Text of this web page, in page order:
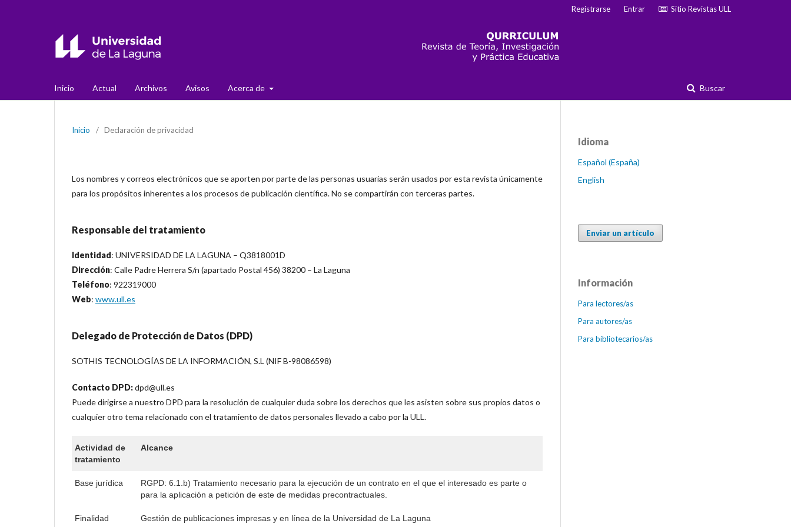
Inicio Actual Archivos Avisos Acerca de Buscar
Registrarse Entrar Sitio Revistas ULL
Inicio / Declaración de privacidad
Los nombres y correos electrónicos que se aporten por parte de las personas usuarias serán usados por esta revista únicamente
para los propósitos inherentes a los procesos de publicación científica. No se compartirán con terceras partes.
Responsable del tratamiento
Identidad: UNIVERSIDAD DE LA LAGUNA – Q3818001D
Dirección: Calle Padre Herrera S/n (apartado Postal 456) 38200 – La Laguna
Teléfono: 922319000
Web: www.ull.es
Delegado de Protección de Datos (DPD)
SOTHIS TECNOLOGÍAS DE LA INFORMACIÓN, S.L (NIF B-98086598)
Contacto DPD:dpd@ull.es
Puede dirigirse a nuestro DPD para la resolución de cualquier duda sobre los derechos que les asisten sobre sus propios datos o
cualquier otro tema relacionado con el tratamiento de datos personales llevado a cabo por la ULL.
Actividad de
tratamiento
Alcance
Base jurídica
RGPD: 6.1.b) Tratamiento necesario para la ejecución de un contrato en el que el interesado es parte o
para la aplicación a petición de este de medidas precontractuales.
Finalidad
Gestión de publicaciones impresas y en línea de la Universidad de La Laguna
Idioma
Español (España)
English
Enviar un artículo
Información
Para lectores/as
Para autores/as
Para bibliotecarios/as